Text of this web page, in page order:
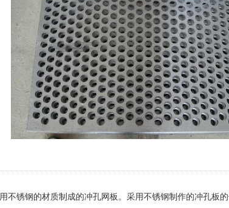
不锈钢的材质制成的冲孔网板。采用不锈钢制作的冲孔板